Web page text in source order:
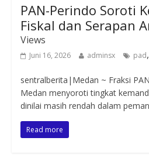
PAN-Perindo Soroti
Fiskal dan Serapan
Views
Juni 16, 2026 adminsx pad,
sentralberita|Medan ~ Fraksi
Medan menyoroti tingkat
dinilai masih rendah dalam
Read more